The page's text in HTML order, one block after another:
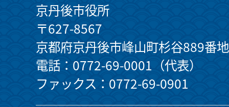
京丹後市役所
〒627-8567
京都府京丹後市峰山町杉谷889番地
電話：0772-69-0001（代表）
ファックス：0772-69-0901